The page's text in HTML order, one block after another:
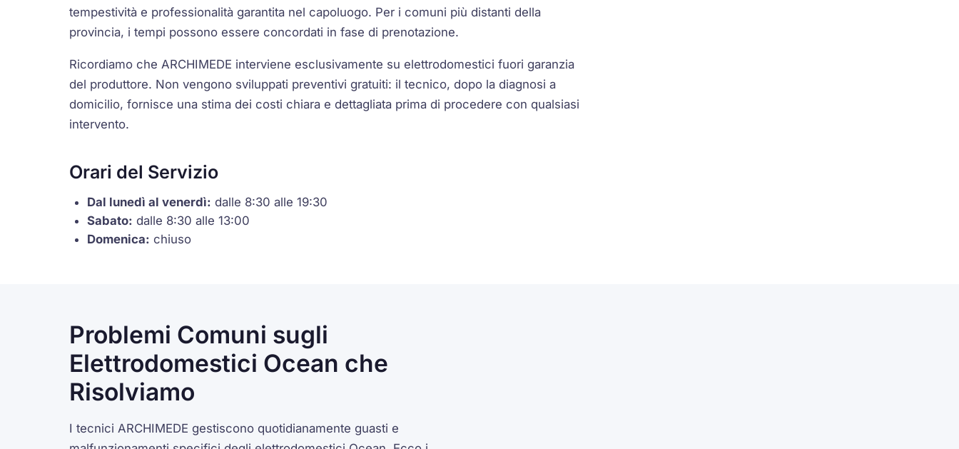
tempestività e professionalità garantita nel capoluogo. Per i comuni più distanti della
provincia, i tempi possono essere concordati in fase di prenotazione.
Ricordiamo che ARCHIMEDE interviene esclusivamente su elettrodomestici fuori garanzia
del produttore. Non vengono sviluppati preventivi gratuiti: il tecnico, dopo la diagnosi a
domicilio, fornisce una stima dei costi chiara e dettagliata prima di procedere con qualsiasi
intervento.
Orari del Servizio
Dal lunedì al venerdì: dalle 8:30 alle 19:30
Sabato: dalle 8:30 alle 13:00
Domenica: chiuso
Problemi Comuni sugli
Elettrodomestici Ocean che
Risolviamo
I tecnici ARCHIMEDE gestiscono quotidianamente guasti e